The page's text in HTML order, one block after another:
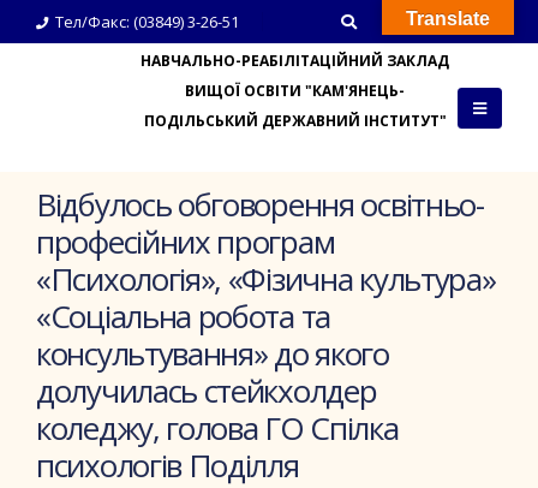
Тел/Факс: (03849) 3-26-51
НАВЧАЛЬНО-РЕАБІЛІТАЦІЙНИЙ ЗАКЛАД
ВИЩОЇ ОСВІТИ "КАМ'ЯНЕЦЬ-
ПОДІЛЬСЬКИЙ ДЕРЖАВНИЙ ІНСТИТУТ"
Відбулось обговорення освітньо-
професійних програм
«Психологія», «Фізична культура»
«Соціальна робота та
консультування» до якого
долучилась стейкхолдер
коледжу, голова ГО Спілка
психологів Поділля
Translate